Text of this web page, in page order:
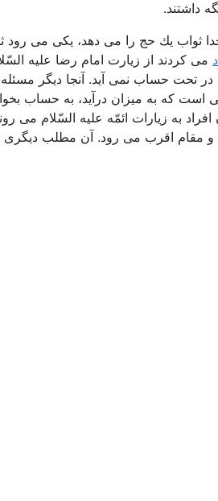
داشتند.
ثواب یك حج را می دهد، یكی می رود
می كردند از زیارت امام رضا علیه
در تحت حساب نمی آید. آنجا دیگر
است كه به میزان درآید، به حساب
به زیارات ائمّه علیه السّلام می
و مقام اقرب می رود. آن مطلب